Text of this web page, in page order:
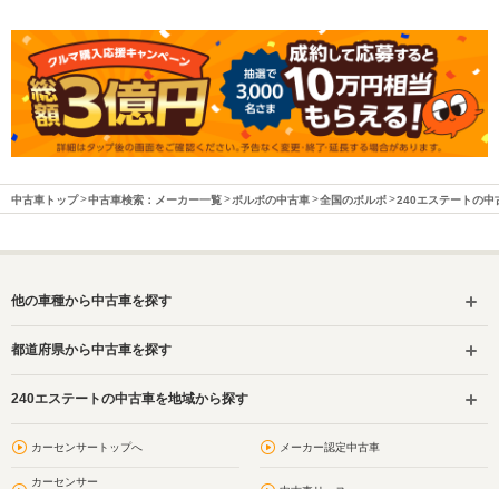
中古車トップ 中古車検索：メーカー一覧 ボルボの中古車 全国のボルボ 240エステートの中
他の車種から中古車を探す
都道府県から中古車を探す
240エステートの中古車を地域から探す
カーセンサートップへ メーカー認定中古車
カーセンサー